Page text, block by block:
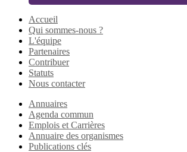
Accueil
Qui sommes-nous ?
L'équipe
Partenaires
Contribuer
Statuts
Nous contacter
Annuaires
Agenda commun
Emplois et Carrières
Annuaire des organismes
Publications clés